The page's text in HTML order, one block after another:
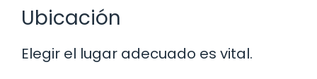
Ubicación
Elegir el lugar adecuado es vital.